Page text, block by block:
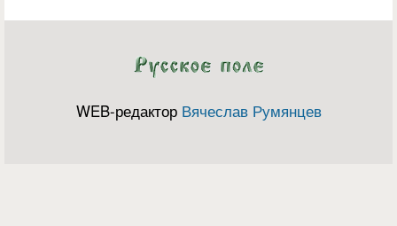
WEB-редактор Вячеслав Румянцев